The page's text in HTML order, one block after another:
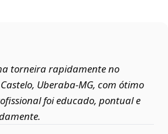
torneira rapidamente no
Uberaba‑MG, com ótimo
foi educado, pontual e